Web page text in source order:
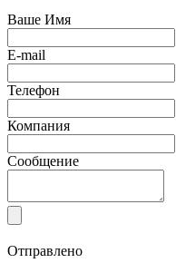
Ваше Имя
E-mail
Телефон
Компания
Сообщение
Отправлено